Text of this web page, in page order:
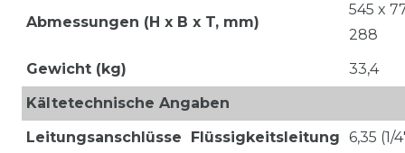
Abmessungen (H x B x T, mm)
545 x
288
Gewicht (kg)
33,4
Kältetechnische Angaben
Leitungsanschlüsse
Flüssigkeitsleitung 6,35 (1/